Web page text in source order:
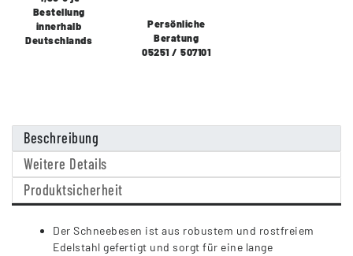
Bestellung
innerhalb
Deutschlands
Persönliche
Beratung
05251 / 507101
Beschreibung
Weitere Details
Produktsicherheit
Der Schneebesen ist aus robustem und rostfreiem
Edelstahl gefertigt und sorgt für eine lange